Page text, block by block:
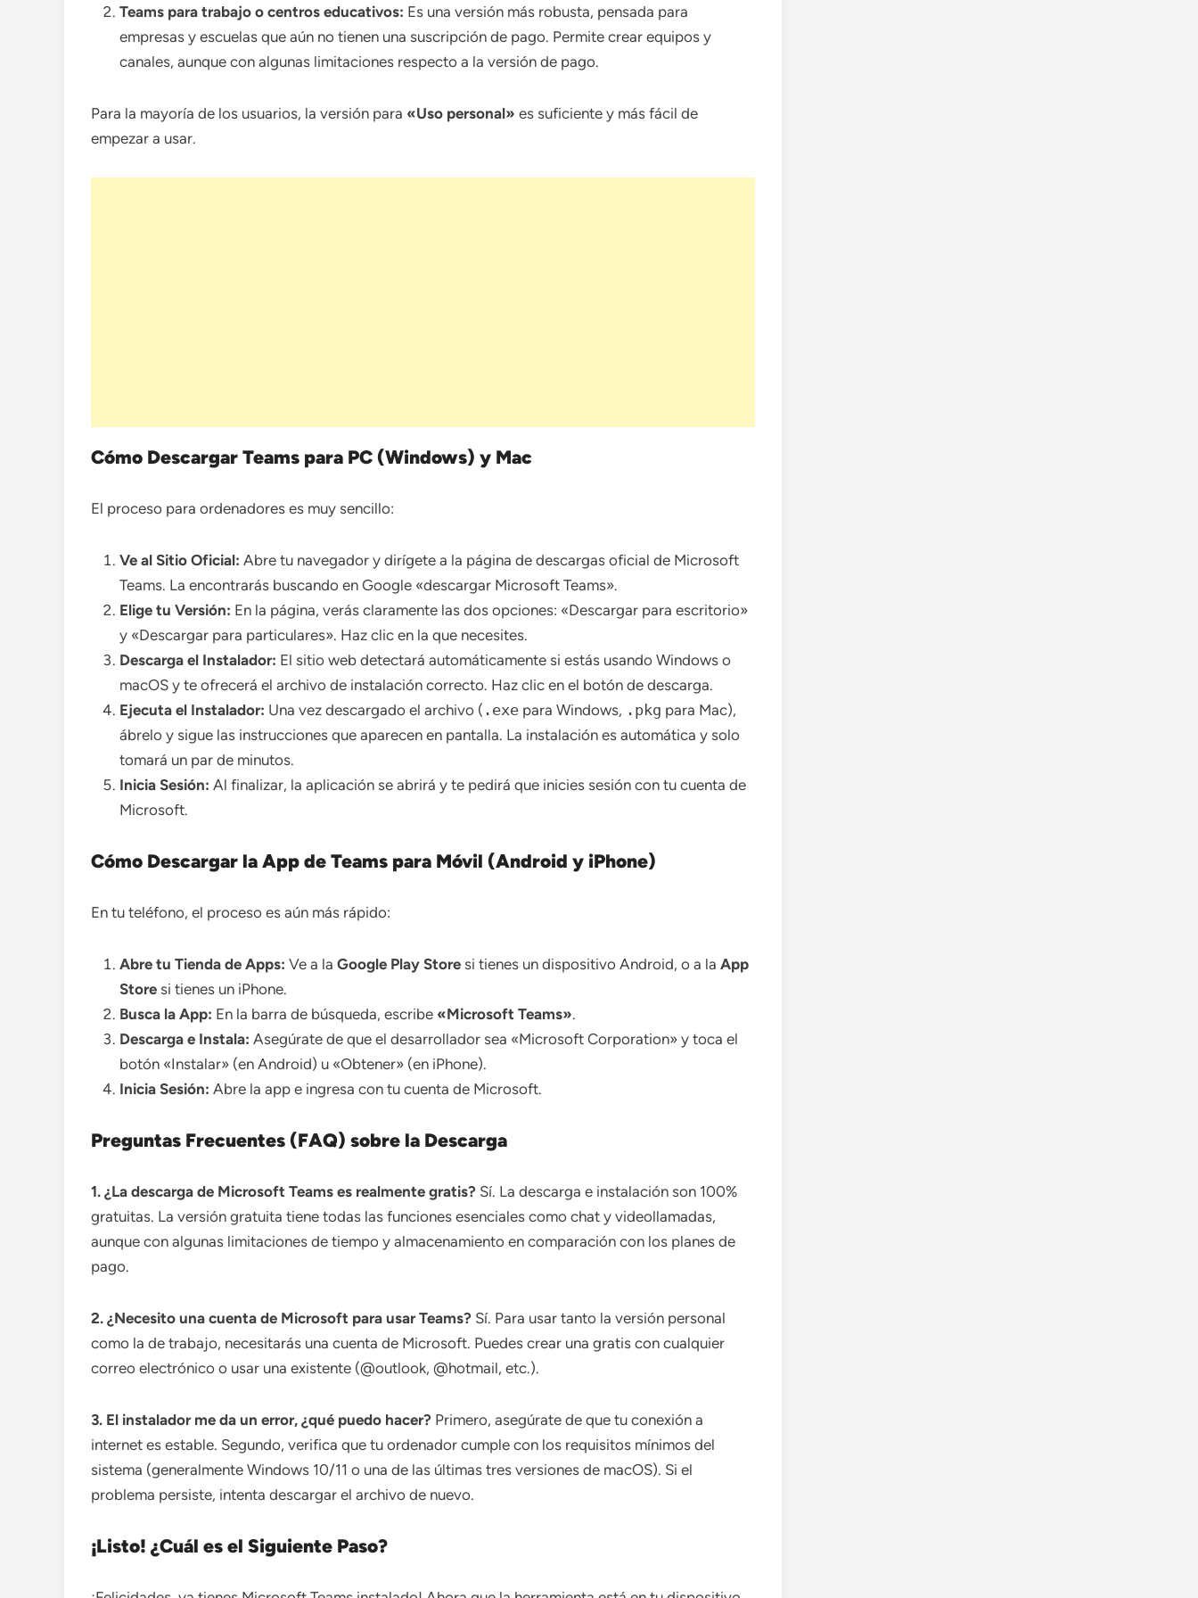
Teams para trabajo o centros educativos: Es una versión más robusta, pensada para
empresas y escuelas que aún no tienen una suscripción de pago. Permite crear equipos y
canales, aunque con algunas limitaciones respecto a la versión de pago.
Para la mayoría de los usuarios, la versión para «Uso personal» es suficiente y más fácil de
empezar a usar.
Cómo Descargar Teams para PC (Windows) y Mac
El proceso para ordenadores es muy sencillo:
Ve al Sitio Oficial: Abre tu navegador y dirígete a la página de descargas oficial de Microsoft
Teams. La encontrarás buscando en Google «descargar Microsoft Teams».
Elige tu Versión: En la página, verás claramente las dos opciones: «Descargar para escritorio»
y «Descargar para particulares». Haz clic en la que necesites.
Descarga el Instalador: El sitio web detectará automáticamente si estás usando Windows o
macOS y te ofrecerá el archivo de instalación correcto. Haz clic en el botón de descarga.
Ejecuta el Instalador: Una vez descargado el archivo ( .exe para Windows, .pkg para Mac),
ábrelo y sigue las instrucciones que aparecen en pantalla. La instalación es automática y solo
tomará un par de minutos.
Inicia Sesión: Al finalizar, la aplicación se abrirá y te pedirá que inicies sesión con tu cuenta de
Microsoft.
Cómo Descargar la App de Teams para Móvil (Android y iPhone)
En tu teléfono, el proceso es aún más rápido:
Abre tu Tienda de Apps: Ve a la Google Play Store si tienes un dispositivo Android, o a la App
Store si tienes un iPhone.
Busca la App: En la barra de búsqueda, escribe «Microsoft Teams».
Descarga e Instala: Asegúrate de que el desarrollador sea «Microsoft Corporation» y toca el
botón «Instalar» (en Android) u «Obtener» (en iPhone).
Inicia Sesión: Abre la app e ingresa con tu cuenta de Microsoft.
Preguntas Frecuentes (FAQ) sobre la Descarga
1. ¿La descarga de Microsoft Teams es realmente gratis? Sí. La descarga e instalación son 100%
gratuitas. La versión gratuita tiene todas las funciones esenciales como chat y videollamadas,
aunque con algunas limitaciones de tiempo y almacenamiento en comparación con los planes de
pago.
2. ¿Necesito una cuenta de Microsoft para usar Teams? Sí. Para usar tanto la versión personal
como la de trabajo, necesitarás una cuenta de Microsoft. Puedes crear una gratis con cualquier
correo electrónico o usar una existente (@outlook, @hotmail, etc.).
3. El instalador me da un error, ¿qué puedo hacer? Primero, asegúrate de que tu conexión a
internet es estable. Segundo, verifica que tu ordenador cumple con los requisitos mínimos del
sistema (generalmente Windows 10/11 o una de las últimas tres versiones de macOS). Si el
problema persiste, intenta descargar el archivo de nuevo.
¡Listo! ¿Cuál es el Siguiente Paso?